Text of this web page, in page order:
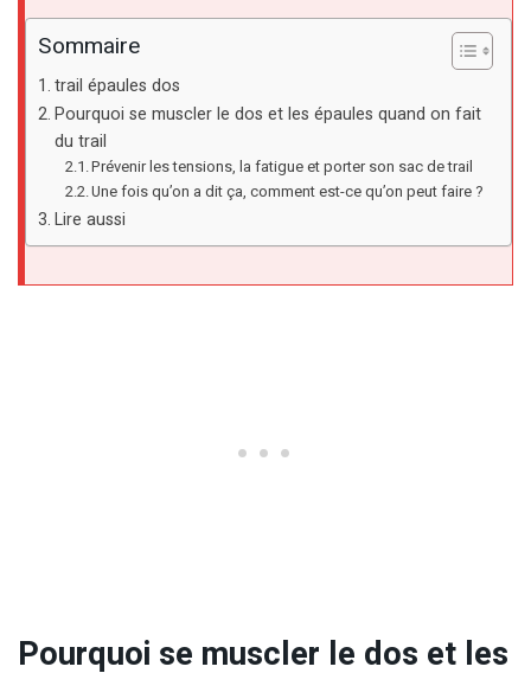
Sommaire
trail épaules dos
Pourquoi se muscler le dos et les épaules quand on fait
du trail
Prévenir les tensions, la fatigue et porter son sac de trail
Une fois qu’on a dit ça, comment est-ce qu’on peut faire ?
Lire aussi
Pourquoi se muscler le dos et les